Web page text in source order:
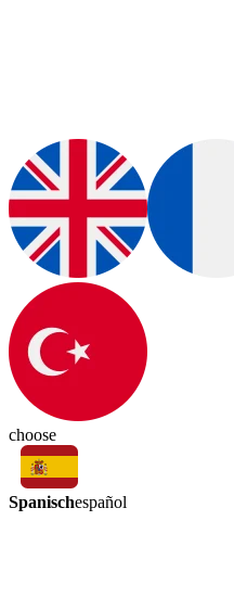
choose
Spanischespañol